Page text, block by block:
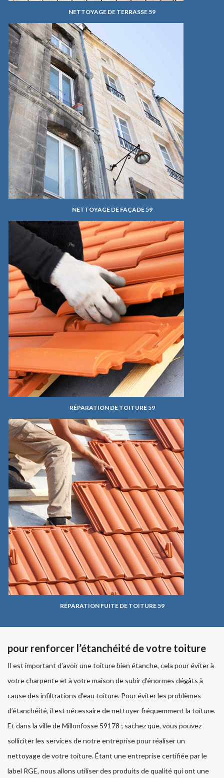
NETTOYAGE DE TERRASSE 59
NETTOYAGE DE FAÇADE 59
RÉPARATION DE TOITURE 59
RÉPARATION FUITE DE TOITURE 59
pour renforcer l’étanchéité de votre toiture
Il est important d’avoir une toiture bien étanche, cela pour éviter à
votre charpente et à votre maison de subir d’énormes dégâts à
cause des infiltrations d’eau toiture. Pour éviter les problèmes
d’étanchéité, il est nécessaire de nettoyer fréquemment la toiture.
Et dans la ville de Millonfosse 59178 ; sachez que, vous pouvez
solliciter les services de notre entreprise pour réaliser un
nettoyage de votre toiture. Étant une entreprise certifiée par le
label RGE, nous allons utiliser des produits de qualité qui ont une